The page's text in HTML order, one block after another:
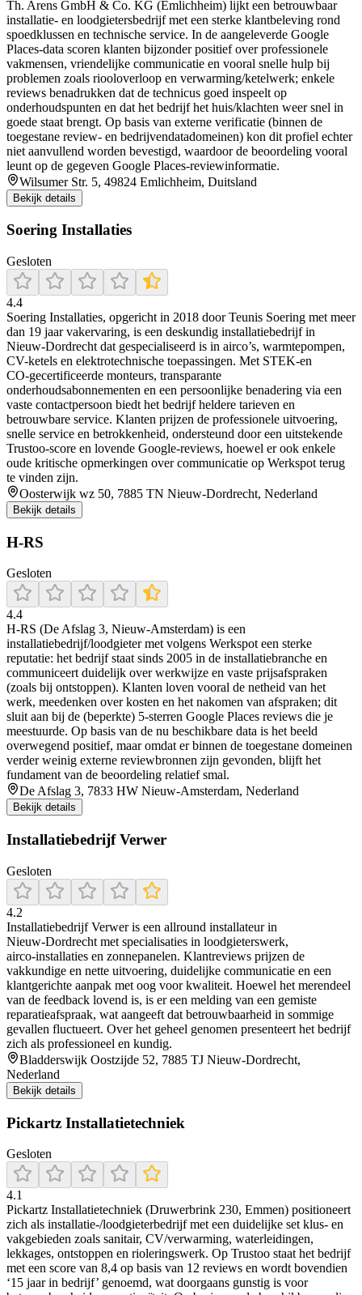
Th. Arens GmbH & Co. KG (Emlichheim) lijkt een betrouwbaar
installatie- en loodgietersbedrijf met een sterke klantbeleving rond
spoedklussen en technische service. In de aangeleverde Google
Places-data scoren klanten bijzonder positief over professionele
vakmensen, vriendelijke communicatie en vooral snelle hulp bij
problemen zoals riooloverloop en verwarming/ketelwerk; enkele
reviews benadrukken dat de technicus goed inspeelt op
onderhoudspunten en dat het bedrijf het huis/klachten weer snel in
goede staat brengt. Op basis van externe verificatie (binnen de
toegestane review- en bedrijvendatadomeinen) kon dit profiel echter
niet aanvullend worden bevestigd, waardoor de beoordeling vooral
leunt op de gegeven Google Places-reviewinformatie.
Wilsumer Str. 5, 49824 Emlichheim, Duitsland
Bekijk details
Soering Installaties
Gesloten
4.4
Soering Installaties, opgericht in 2018 door Teunis Soering met meer
dan 19 jaar vakervaring, is een deskundig installatiebedrijf in
Nieuw‑Dordrecht dat gespecialiseerd is in airco’s, warmtepompen,
CV-ketels en elektrotechnische toepassingen. Met STEK‑en
CO‑gecertificeerde monteurs, transparante
onderhoudsabonnementen en een persoonlijke benadering via een
vaste contactpersoon biedt het bedrijf heldere tarieven en
betrouwbare service. Klanten prijzen de professionele uitvoering,
snelle service en betrokkenheid, ondersteund door een uitstekende
Trustoo-score en lovende Google‑reviews, hoewel er ook enkele
oude kritische opmerkingen over communicatie op Werkspot terug
te vinden zijn.
Oosterwijk wz 50, 7885 TN Nieuw-Dordrecht, Nederland
Bekijk details
H-RS
Gesloten
4.4
H-RS (De Afslag 3, Nieuw-Amsterdam) is een
installatiebedrijf/loodgieter met volgens Werkspot een sterke
reputatie: het bedrijf staat sinds 2005 in de installatiebranche en
communiceert duidelijk over werkwijze en vaste prijsafspraken
(zoals bij ontstoppen). Klanten loven vooral de netheid van het
werk, meedenken over kosten en het nakomen van afspraken; dit
sluit aan bij de (beperkte) 5-sterren Google Places reviews die je
meestuurde. Op basis van de nu beschikbare data is het beeld
overwegend positief, maar omdat er binnen de toegestane domeinen
verder weinig externe reviewbronnen zijn gevonden, blijft het
fundament van de beoordeling relatief smal.
De Afslag 3, 7833 HW Nieuw-Amsterdam, Nederland
Bekijk details
Installatiebedrijf Verwer
Gesloten
4.2
Installatiebedrijf Verwer is een allround installateur in
Nieuw‑Dordrecht met specialisaties in loodgieterswerk,
airco‑installaties en zonnepanelen. Klantreviews prijzen de
vakkundige en nette uitvoering, duidelijke communicatie en een
klantgerichte aanpak met oog voor kwaliteit. Hoewel het merendeel
van de feedback lovend is, is er een melding van een gemiste
reparatieafspraak, wat aangeeft dat betrouwbaarheid in sommige
gevallen fluctueert. Over het geheel genomen presenteert het bedrijf
zich als professioneel en kundig.
Bladderswijk Oostzijde 52, 7885 TJ Nieuw-Dordrecht,
Nederland
Bekijk details
Pickartz Installatietechniek
Gesloten
4.1
Pickartz Installatietechniek (Druwerbrink 230, Emmen) positioneert
zich als installatie-/loodgieterbedrijf met een duidelijke set klus- en
vakgebieden zoals sanitair, CV/verwarming, waterleidingen,
lekkages, ontstoppen en rioleringswerk. Op Trustoo staat het bedrijf
met een score van 8,4 op basis van 12 reviews en wordt bovendien
‘15 jaar in bedrijf’ genoemd, wat doorgaans gunstig is voor